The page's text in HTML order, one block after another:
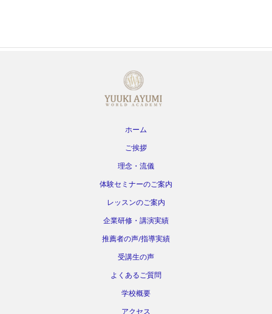
ホーム
ご挨拶
理念・流儀
体験セミナーのご案内
レッスンのご案内
企業研修・講演実績
推薦者の声/指導実績
受講生の声
よくあるご質問
学校概要
アクセス